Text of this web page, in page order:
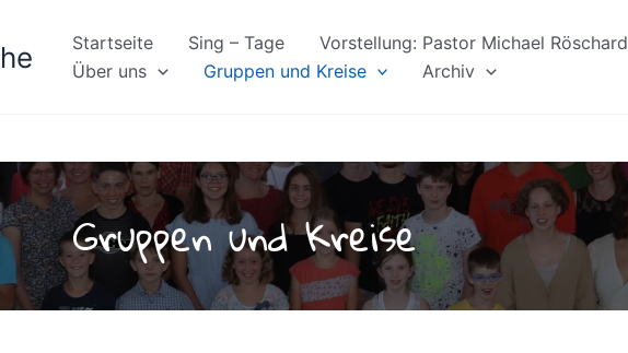
Startseite Sing – Tage Vorstellung: Pastor Michael Röschard
Über uns
Gruppen und Kreise Archiv
Gruppen und Kreise